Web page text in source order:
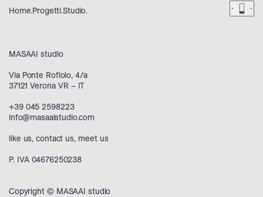
Home.Progetti.Studio. Dark
MASAAI studio
Via Ponte Rofiolo, 4/a
37121 Verona VR – IT
+39 045 2598223
info@masaaistudio.com
like us, contact us, meet us
P. IVA 04676250238
Copyright © MASAAI studio